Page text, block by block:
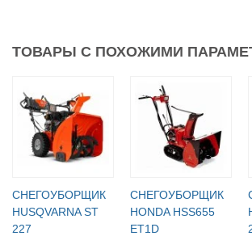
ТОВАРЫ С ПОХОЖИМИ
СНЕГОУБОРЩИК
HUSQVARNA ST
227
СНЕГОУБОРЩИК
HONDA HSS655
ET1D